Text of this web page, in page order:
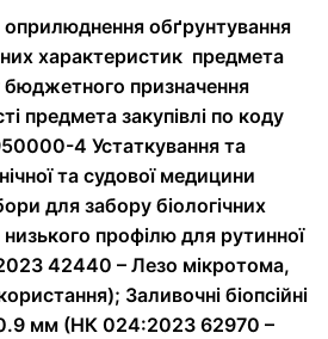
обґрунтування
характеристик предмета
бюджетного призначення
предмета закупівлі по коду
4 Устаткування та
та судової медицини
для забору біологічних
низького профілю для рутинної
42440 – Лезо мікротома,
Заливочні біопсійні
мм (НК 024:2023 62970 –